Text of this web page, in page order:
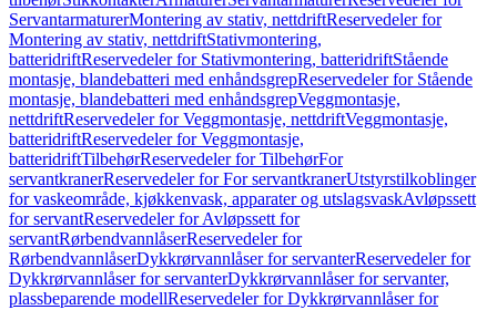
ServantarmaturerMontering av stativ, nettdriftReservedeler for
Montering av stativ, nettdriftStativmontering,
batteridriftReservedeler for Stativmontering, batteridriftStående
montasje, blandebatteri med enhåndsgrepReservedeler for Stående
montasje, blandebatteri med enhåndsgrepVeggmontasje,
nettdriftReservedeler for Veggmontasje, nettdriftVeggmontasje,
batteridriftReservedeler for Veggmontasje,
batteridriftTilbehørReservedeler for TilbehørFor
servantkranerReservedeler for For servantkranerUtstyrstilkoblinger
for vaskeområde, kjøkkenvask, apparater og utslagsvaskAvløpssett
for servantReservedeler for Avløpssett for
servantRørbendvannlåserReservedeler for
RørbendvannlåserDykkrørvannlåser for servanterReservedeler for
Dykkrørvannlåser for servanterDykkrørvannlåser for servanter,
plassbeparende modellReservedeler for Dykkrørvannlåser for